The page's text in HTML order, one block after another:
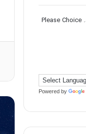
زبان مورد نظر را برای ترجمه انتخاب کنید. Please Choice
Powered by